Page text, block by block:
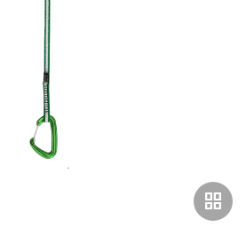
grid_view